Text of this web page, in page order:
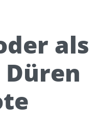
als